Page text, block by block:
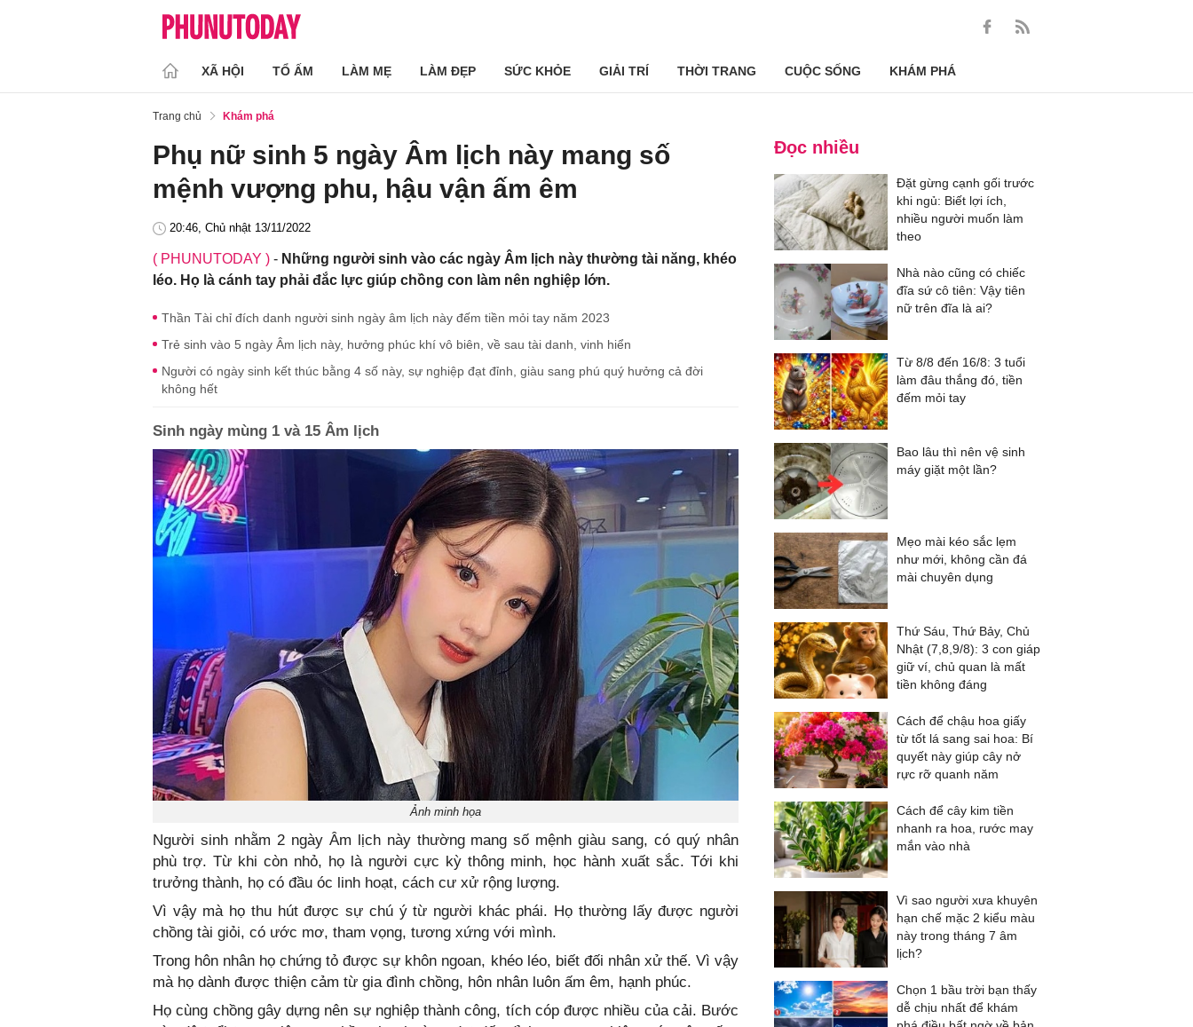
XÃ HỘI TỔ ẤM LÀM MẸ LÀM ĐẸP SỨC KHỎE GIẢI TRÍ THỜI TRANG CUỘC SỐNG KHÁM PHÁ
Trang chủ Khám phá
Phụ nữ sinh 5 ngày Âm lịch này mang số
mệnh vượng phu, hậu vận ấm êm
20:46, Chủ nhật 13/11/2022
( PHUNUTODAY ) - Những người sinh vào các ngày Âm lịch này thường tài năng, khéo
léo. Họ là cánh tay phải đắc lực giúp chồng con làm nên nghiệp lớn.
Thần Tài chỉ đích danh người sinh ngày âm lịch này đếm tiền mỏi tay năm 2023
Trẻ sinh vào 5 ngày Âm lịch này, hưởng phúc khí vô biên, về sau tài danh, vinh hiển
Người có ngày sinh kết thúc bằng 4 số này, sự nghiệp đạt đỉnh, giàu sang phú quý hưởng cả đời
không hết
Sinh ngày mùng 1 và 15 Âm lịch
Ảnh minh họa
Người sinh nhằm 2 ngày Âm lịch này thường mang số mệnh giàu sang, có quý nhân
phù trợ. Từ khi còn nhỏ, họ là người cực kỳ thông minh, học hành xuất sắc. Tới khi
trưởng thành, họ có đầu óc linh hoạt, cách cư xử rộng lượng.
Vì vậy mà họ thu hút được sự chú ý từ người khác phái. Họ thường lấy được người
chồng tài giỏi, có ước mơ, tham vọng, tương xứng với mình.
Trong hôn nhân họ chứng tỏ được sự khôn ngoan, khéo léo, biết đối nhân xử thế. Vì vậy
mà họ dành được thiện cảm từ gia đình chồng, hôn nhân luôn ấm êm, hạnh phúc.
Họ cùng chồng gây dựng nên sự nghiệp thành công, tích cóp được nhiều của cải. Bước
Đọc nhiều
Đặt gừng cạnh gối trước
khi ngủ: Biết lợi ích,
nhiều người muốn làm
theo
Nhà nào cũng có chiếc
đĩa sứ cô tiên: Vậy tiên
nữ trên đĩa là ai?
Từ 8/8 đến 16/8: 3 tuổi
làm đâu thắng đó, tiền
đếm mỏi tay
Bao lâu thì nên vệ sinh
máy giặt một lần?
Mẹo mài kéo sắc lẹm
như mới, không cần đá
mài chuyên dụng
Thứ Sáu, Thứ Bảy, Chủ
Nhật (7,8,9/8): 3 con giáp
giữ ví, chủ quan là mất
tiền không đáng
Cách để chậu hoa giấy
từ tốt lá sang sai hoa: Bí
quyết này giúp cây nở
rực rỡ quanh năm
Cách để cây kim tiền
nhanh ra hoa, rước may
mắn vào nhà
Vì sao người xưa khuyên
hạn chế mặc 2 kiểu màu
này trong tháng 7 âm
lịch?
Chọn 1 bầu trời bạn thấy
dễ chịu nhất để khám